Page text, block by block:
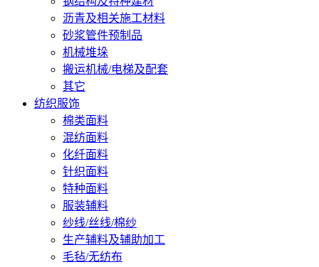
沥青及相关施工材料
砂浆管件预制品
机械堆垛
搬运机械/电梯及配套
其它
纺织服饰
棉类面料
混纺面料
化纤面料
针织面料
特种面料
服装辅料
纱线/丝线/棉纱
生产辅料及辅助加工
毛毡/无纺布